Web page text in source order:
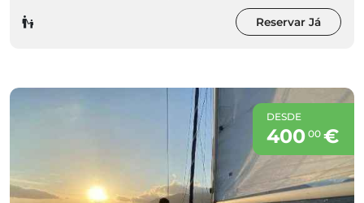
Reservar Já
DESDE
400 00€